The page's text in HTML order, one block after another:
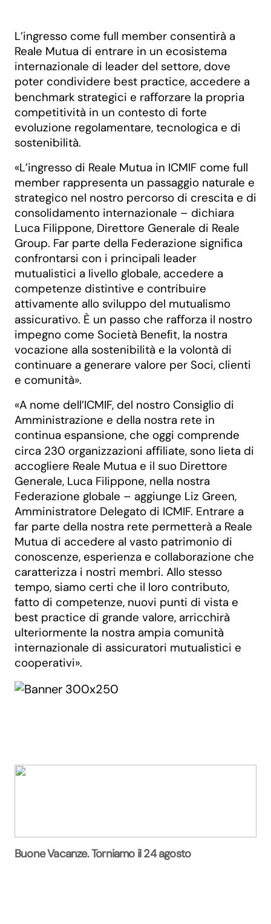
L’ingresso come full member consentirà a
Reale Mutua di entrare in un ecosistema
internazionale di leader del settore, dove
poter condividere best practice, accedere a
benchmark strategici e raﬀorzare la propria
competitività in un contesto di forte
evoluzione regolamentare, tecnologica e di
sostenibilità.
«L’ingresso di Reale Mutua in ICMIF come full
member rappresenta un passaggio naturale e
strategico nel nostro percorso di crescita e di
consolidamento internazionale – dichiara
Luca Filippone, Direttore Generale di Reale
Group. Far parte della Federazione signiﬁca
confrontarsi con i principali leader
mutualistici a livello globale, accedere a
competenze distintive e contribuire
attivamente allo sviluppo del mutualismo
assicurativo. È un passo che raﬀorza il nostro
impegno come Società Beneﬁt, la nostra
vocazione alla sostenibilità e la volontà di
continuare a generare valore per Soci, clienti
e comunità».
«A nome dell’ICMIF, del nostro Consiglio di
Amministrazione e della nostra rete in
continua espansione, che oggi comprende
circa 230 organizzazioni aﬃliate, sono lieta di
accogliere Reale Mutua e il suo Direttore
Generale, Luca Filippone, nella nostra
Federazione globale – aggiunge Liz Green,
Amministratore Delegato di ICMIF. Entrare a
far parte della nostra rete permetterà a Reale
Mutua di accedere al vasto patrimonio di
conoscenze, esperienza e collaborazione che
caratterizza i nostri membri. Allo stesso
tempo, siamo certi che il loro contributo,
fatto di competenze, nuovi punti di vista e
best practice di grande valore, arricchirà
ulteriormente la nostra ampia comunità
internazionale di assicuratori mutualistici e
cooperativi».
Buone Vacanze. Torniamo il 24 agosto